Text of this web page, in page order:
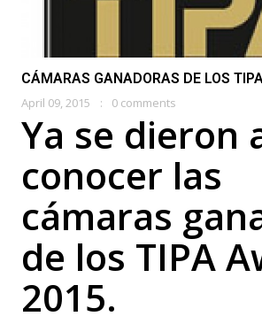
CÁMARAS GANADORAS DE LOS
April 09, 2015 0 comments
Ya se dieron
conocer las
cámaras
de los TIPA
2015.